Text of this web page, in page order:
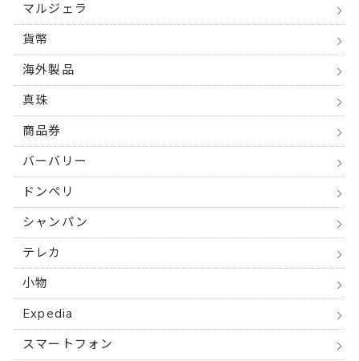
マルジェラ
貨幣
海外製品
真珠
商品券
バーバリー
ドンペリ
シャンパン
テレカ
小物
Expedia
スマートフォン